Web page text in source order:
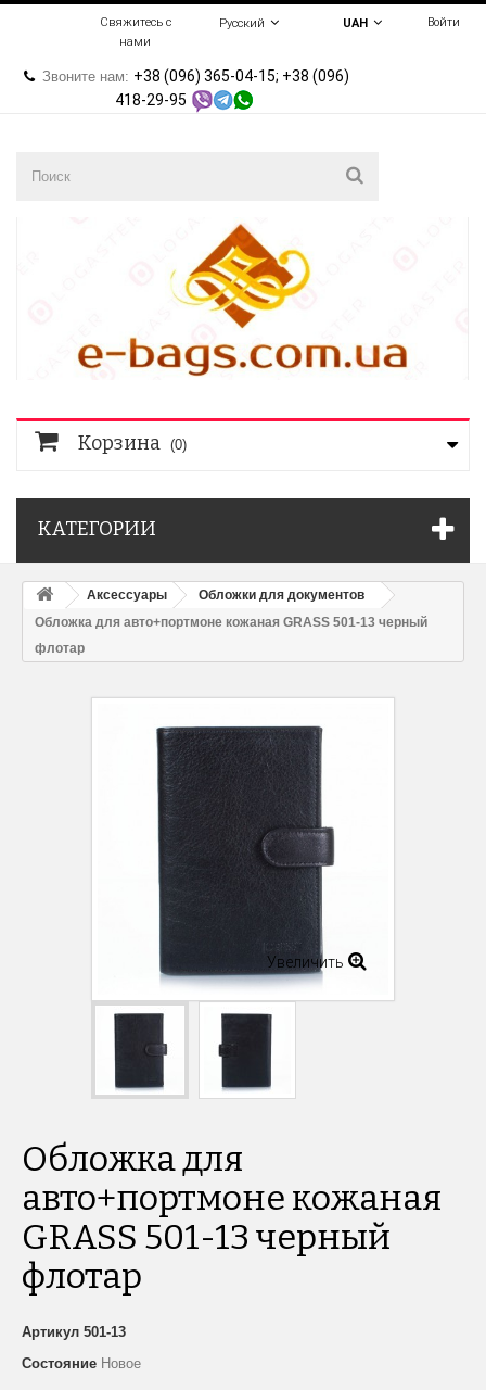
Войти
UAH
Русский
Свяжитесь с
нами
Звоните нам: +38 (096) 365-04-15; +38 (096)
418-29-95
Корзина (0)
КАТЕГОРИИ
Аксессуары
Обложки для документов
Обложка для авто+портмоне кожаная GRASS 501-13 черный
флотар
Увеличить
Обложка для
авто+портмоне кожаная
GRASS 501-13 черный
флотар
Артикул 501-13
Состояние Новое